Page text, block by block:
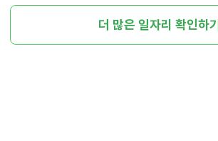
더 많은 일자리 확인하기